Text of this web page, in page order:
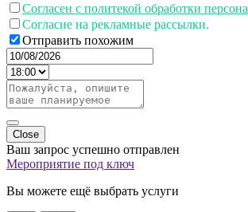
Согласен с политекой обработки
Согласие на рекламные рассылки.
Отправить похожим
Close
Ваш запрос успешно отправлен
Мероприятие под ключ
Вы можете ещё выбрать услуги